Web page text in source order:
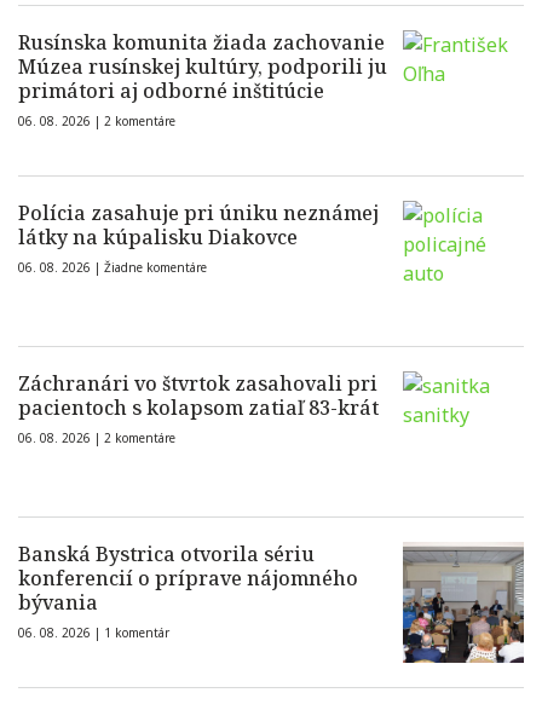
Rusínska komunita žiada zachovanie
Múzea rusínskej kultúry, podporili ju
primátori aj odborné inštitúcie
06. 08. 2026 | 2 komentáre
Polícia zasahuje pri úniku neznámej
látky na kúpalisku Diakovce
06. 08. 2026 | Žiadne komentáre
Záchranári vo štvrtok zasahovali pri
pacientoch s kolapsom zatiaľ 83-krát
06. 08. 2026 | 2 komentáre
Banská Bystrica otvorila sériu
konferencií o príprave nájomného
bývania
06. 08. 2026 | 1 komentár